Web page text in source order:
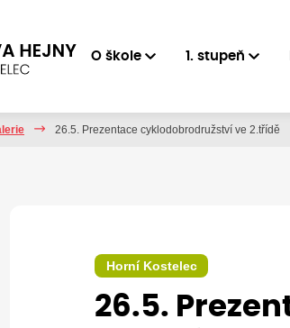
O škole 1. stupeň
26.5. Prezentace cyklodobrodružství ve 2.třídě
Horní Kostelec
26.5.